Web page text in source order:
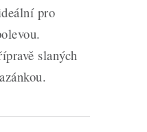
pro
slaných